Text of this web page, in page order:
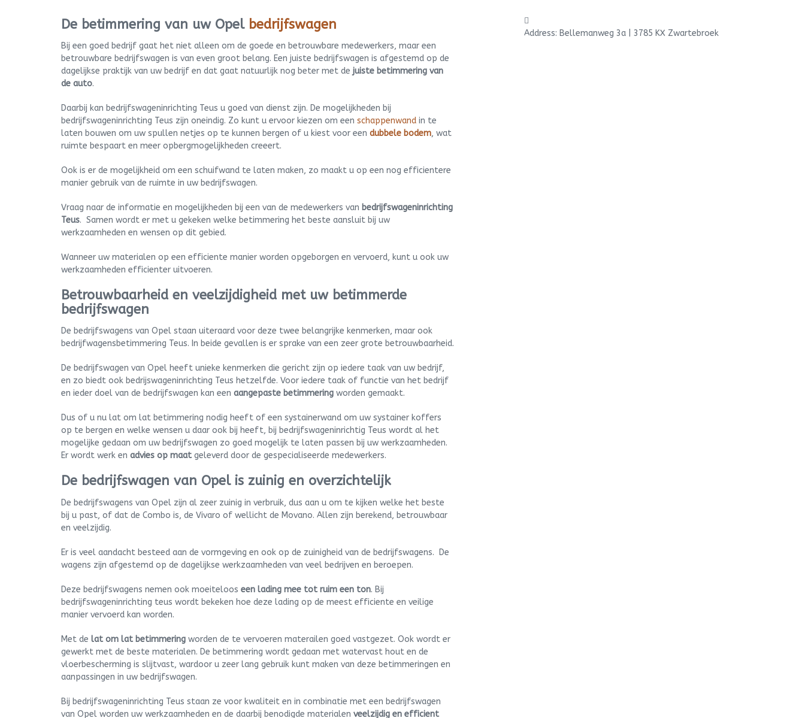
De betimmering van uw Opel bedrijfswagen
Bij een goed bedrijf gaat het niet alleen om de goede en betrouwbare medewerkers, maar een
betrouwbare bedrijfswagen is van even groot belang. Een juiste bedrijfswagen is afgestemd op de
dagelijkse praktijk van uw bedrijf en dat gaat natuurlijk nog beter met de juiste betimmering van
de auto.
Daarbij kan bedrijfswageninrichting Teus u goed van dienst zijn. De mogelijkheden bij
bedrijfswageninrichting Teus zijn oneindig. Zo kunt u ervoor kiezen om een schappenwand in te
laten bouwen om uw spullen netjes op te kunnen bergen of u kiest voor een dubbele bodem, wat
ruimte bespaart en meer opbergmogelijkheden creeert.
Ook is er de mogelijkheid om een schuifwand te laten maken, zo maakt u op een nog efficientere
manier gebruik van de ruimte in uw bedrijfswagen.
Vraag naar de informatie en mogelijkheden bij een van de medewerkers van bedrijfswageninrichting
Teus. Samen wordt er met u gekeken welke betimmering het beste aansluit bij uw
werkzaamheden en wensen op dit gebied.
Wanneer uw materialen op een efficiente manier worden opgeborgen en vervoerd, kunt u ook uw
werkzaamheden efficienter uitvoeren.
Betrouwbaarheid en veelzijdigheid met uw betimmerde
bedrijfswagen
De bedrijfswagens van Opel staan uiteraard voor deze twee belangrijke kenmerken, maar ook
bedrijfwagensbetimmering Teus. In beide gevallen is er sprake van een zeer grote betrouwbaarheid.
De bedrijfswagen van Opel heeft unieke kenmerken die gericht zijn op iedere taak van uw bedrijf,
en zo biedt ook bedrijswageninrichting Teus hetzelfde. Voor iedere taak of functie van het bedrijf
en ieder doel van de bedrijfswagen kan een aangepaste betimmering worden gemaakt.
Dus of u nu lat om lat betimmering nodig heeft of een systainerwand om uw systainer koffers
op te bergen en welke wensen u daar ook bij heeft, bij bedrijfswageninrichtig Teus wordt al het
mogelijke gedaan om uw bedrijfswagen zo goed mogelijk te laten passen bij uw werkzaamheden.
Er wordt werk en advies op maat geleverd door de gespecialiseerde medewerkers.
De bedrijfswagen van Opel is zuinig en overzichtelijk
De bedrijfswagens van Opel zijn al zeer zuinig in verbruik, dus aan u om te kijken welke het beste
bij u past, of dat de Combo is, de Vivaro of wellicht de Movano. Allen zijn berekend, betrouwbaar
en veelzijdig.
Er is veel aandacht besteed aan de vormgeving en ook op de zuinigheid van de bedrijfswagens. De
wagens zijn afgestemd op de dagelijkse werkzaamheden van veel bedrijven en beroepen.
Deze bedrijfswagens nemen ook moeiteloos een lading mee tot ruim een ton. Bij
bedrijfswageninrichting teus wordt bekeken hoe deze lading op de meest efficiente en veilige
manier vervoerd kan worden.
Met de lat om lat betimmering worden de te vervoeren materailen goed vastgezet. Ook wordt er
gewerkt met de beste materialen. De betimmering wordt gedaan met watervast hout en de
vloerbescherming is slijtvast, wardoor u zeer lang gebruik kunt maken van deze betimmeringen en
aanpassingen in uw bedrijfswagen.
Bij bedrijfswageninrichting Teus staan ze voor kwaliteit en in combinatie met een bedrijfswagen
van Opel worden uw werkzaamheden en de daarbij benodigde materialen veelzijdig en efficient
Address: Bellemanweg 3a | 3785 KX Zwartebroek